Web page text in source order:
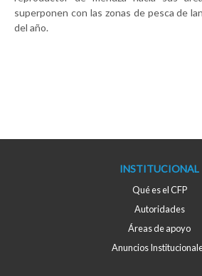
superponen con las zonas de pesca de
del año.
INSTITUCIONAL
Qué es el CFP
Autoridades
Áreas de apoyo
Anuncios